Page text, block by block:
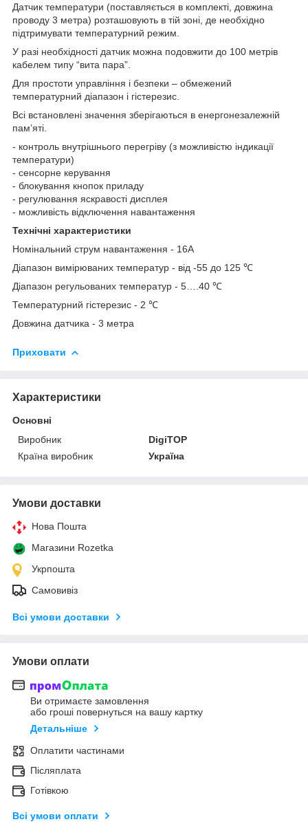
Датчик температури (поставляється в комплекті, довжина
проводу 3 метра) розташовують в тій зоні, де необхідно
підтримувати температурний режим.
У разі необхідності датчик можна подовжити до 100 метрів
кабелем типу “вита пара”.
Для простоти управління і безпеки – обмежений
температурний діапазон і гістерезис.
Всі встановлені значення зберігаються в енергонезалежній
пам’яті.
- контроль внутрішнього перегріву (з можливістю індикації
температури)
- сенсорне керування
- блокування кнопок приладу
- регулювання яскравості дисплея
- можливість відключення навантаження
Технічні характеристики
Номінальний струм навантаження - 16A
Діапазон вимірюваних температур - від -55 до 125 ℃
Діапазон регульованих температур - 5….40 ℃
Температурний гістерезис - 2 ℃
Довжина датчика - 3 метра
Приховати
Характеристики
Основні
Виробник
DigiTOP
Країна виробник
Україна
Умови доставки
Нова Пошта
Магазини Rozetka
Укрпошта
Самовивіз
Всі умови доставки
Умови оплати
Ви отримаєте замовлення
або гроші повернуться на вашу картку
Детальніше
Оплатити частинами
Післяплата
Готівкою
Всі умови оплати